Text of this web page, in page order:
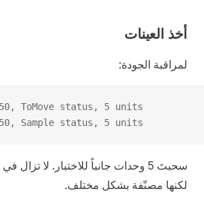
أخذ العينات
لمراقبة الجودة:
ToMove status, 5 units
Sample status, 5 units
لكنها مصنّفة بشكل مختلف.